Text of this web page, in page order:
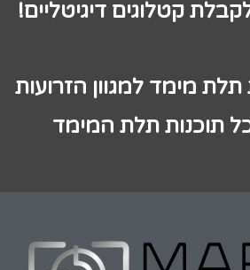
קטלוגים דיגיטליים!
מימד למגוון הזרועות
תוכנות תלת המימד